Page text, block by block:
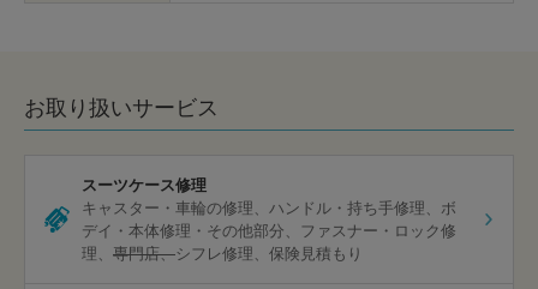
お取り扱いサービス
スーツケース修理
キャスター・車輪の修理
ハンドル・持ち手修理
ボ
デイ・本体修理・その他部分
ファスナー・ロック修
理
専門店 シフレ修理 保険見積もり